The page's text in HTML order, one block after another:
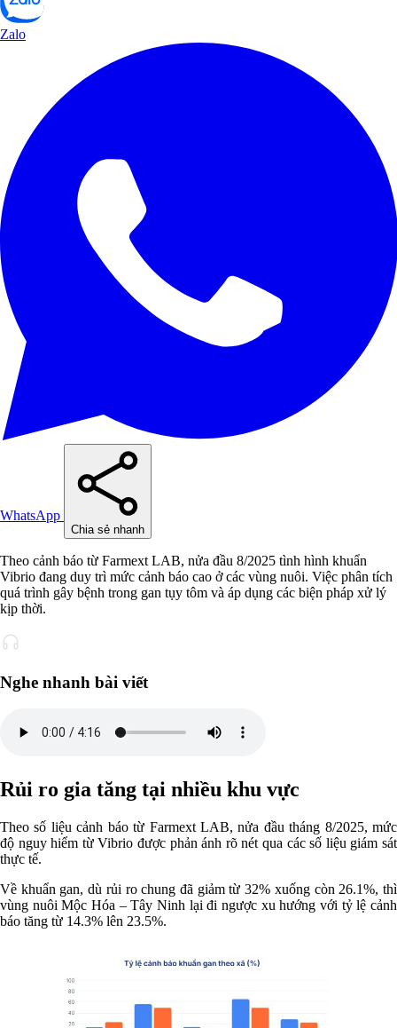
Zalo
WhatsApp
Chia sẻ nhanh
Theo cảnh báo từ Farmext LAB, nửa đầu 8/2025 tình hình khuẩn
Vibrio đang duy trì mức cảnh báo cao ở các vùng nuôi. Việc phân tích
quá trình gây bệnh trong gan tụy tôm và áp dụng các biện pháp xử lý
kịp thời.
Nghe nhanh bài viết
Rủi ro gia tăng tại nhiều khu vực
Theo số liệu cảnh báo từ Farmext LAB, nửa đầu tháng 8/2025, mức
độ nguy hiểm từ Vibrio được phản ánh rõ nét qua các số liệu giám sát
thực tế.
Về khuẩn gan, dù rủi ro chung đã giảm từ 32% xuống còn 26.1%, thì
vùng nuôi Mộc Hóa – Tây Ninh lại đi ngược xu hướng với tỷ lệ cảnh
báo tăng từ 14.3% lên 23.5%.